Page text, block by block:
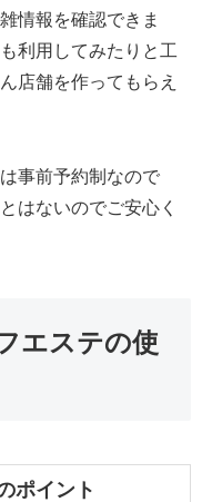
情報を確認できま
利用してみたりと工
店舗を作ってもらえ
事前予約制なので
はないのでご安心く
エステの使
ポイント